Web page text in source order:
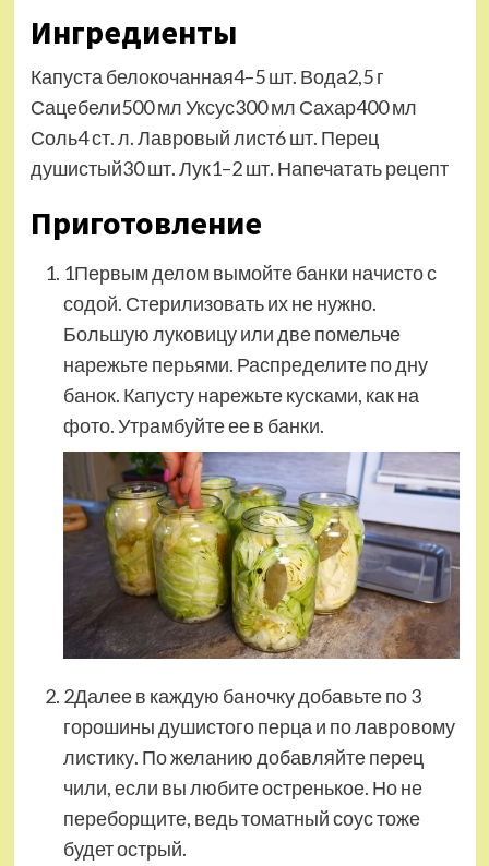
Ингредиенты
Капуста белокочанная4–5 шт. Вода2,5 г
Сацебели500 мл Уксус300 мл Сахар400 мл
Соль4 ст. л. Лавровый лист6 шт. Перец
душистый30 шт. Лук1–2 шт. Напечатать рецепт
Приготовление
1Первым делом вымойте банки начисто с
содой. Стерилизовать их не нужно.
Большую луковицу или две помельче
нарежьте перьями. Распределите по дну
банок. Капусту нарежьте кусками, как на
фото. Утрамбуйте ее в банки.
2Далее в каждую баночку добавьте по 3
горошины душистого перца и по лавровому
листику. По желанию добавляйте перец
чили, если вы любите остренькое. Но не
переборщите, ведь томатный соус тоже
будет острый.